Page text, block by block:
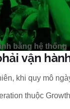
bằng hệ thống
vận
khi quy mô
thuộc